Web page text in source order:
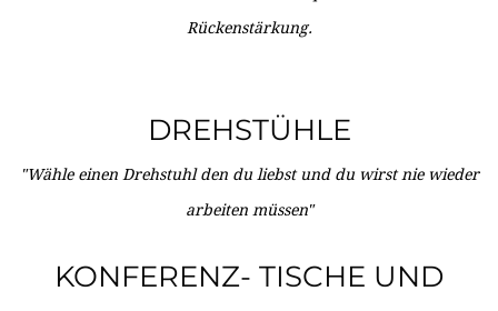
Rückenstärkung.
DREHSTÜHLE
"Wähle einen Drehstuhl den du liebst und du wirst nie wieder
arbeiten müssen"
KONFERENZ- TISCHE UND